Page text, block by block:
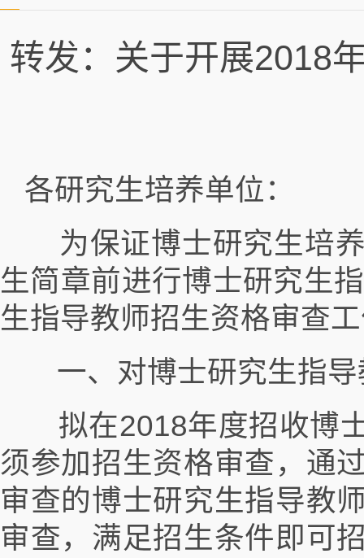
转发：关于开展2018
各研究生培养单位：
为保证博士研究生培
生简章前进行博士研究生
生指导教师招生资格审查
一、对博士研究生指导
拟在2018年度招收博
须参加招生资格审查，通
审查的博士研究生指导教
审查，满足招生条件即可